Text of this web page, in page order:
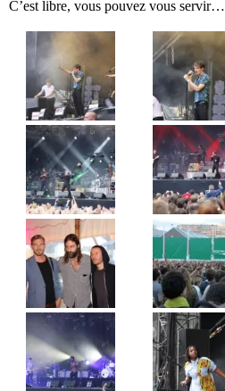
C’est libre, vous pouvez vous servir…